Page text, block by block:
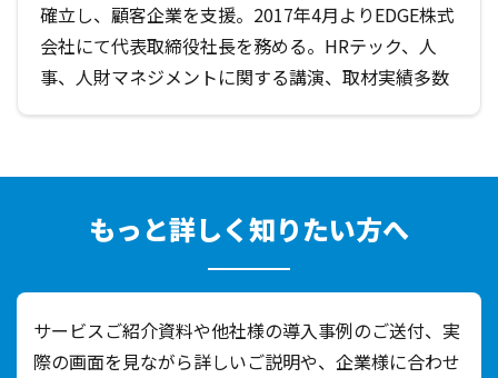
確立し、顧客企業を支援。2017年4月よりEDGE株式
会社にて代表取締役社長を務める。HRテック、人
事、人財マネジメントに関する講演、取材実績多数
もっと詳しく知りたい方へ
サービスご紹介資料や他社様の導入事例のご送付、実
際の画面を見ながら詳しいご説明や、 企業様に合わせ